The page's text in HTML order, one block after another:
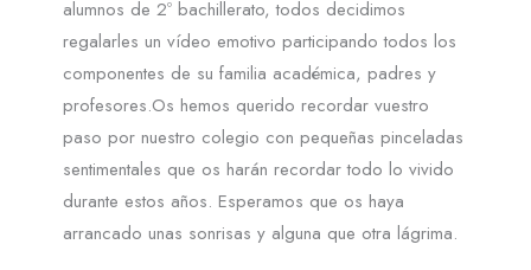
alumnos de 2º bachillerato, todos decidimos
regalarles un vídeo emotivo participando todos los
componentes de su familia académica, padres y
profesores.Os hemos querido recordar vuestro
paso por nuestro colegio con pequeñas pinceladas
sentimentales que os harán recordar todo lo vivido
durante estos años. Esperamos que os haya
arrancado unas sonrisas y alguna que otra lágrima.